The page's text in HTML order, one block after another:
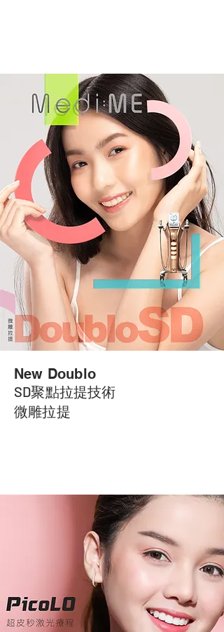
New Doublo
SD聚點拉提技術
微雕拉提